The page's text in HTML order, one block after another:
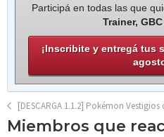
Participá en todas las que
Trainer,
¡Inscribite y entregá tus
[DESCARGA 1.1.2] Pokémon Vestigios
Miembros que